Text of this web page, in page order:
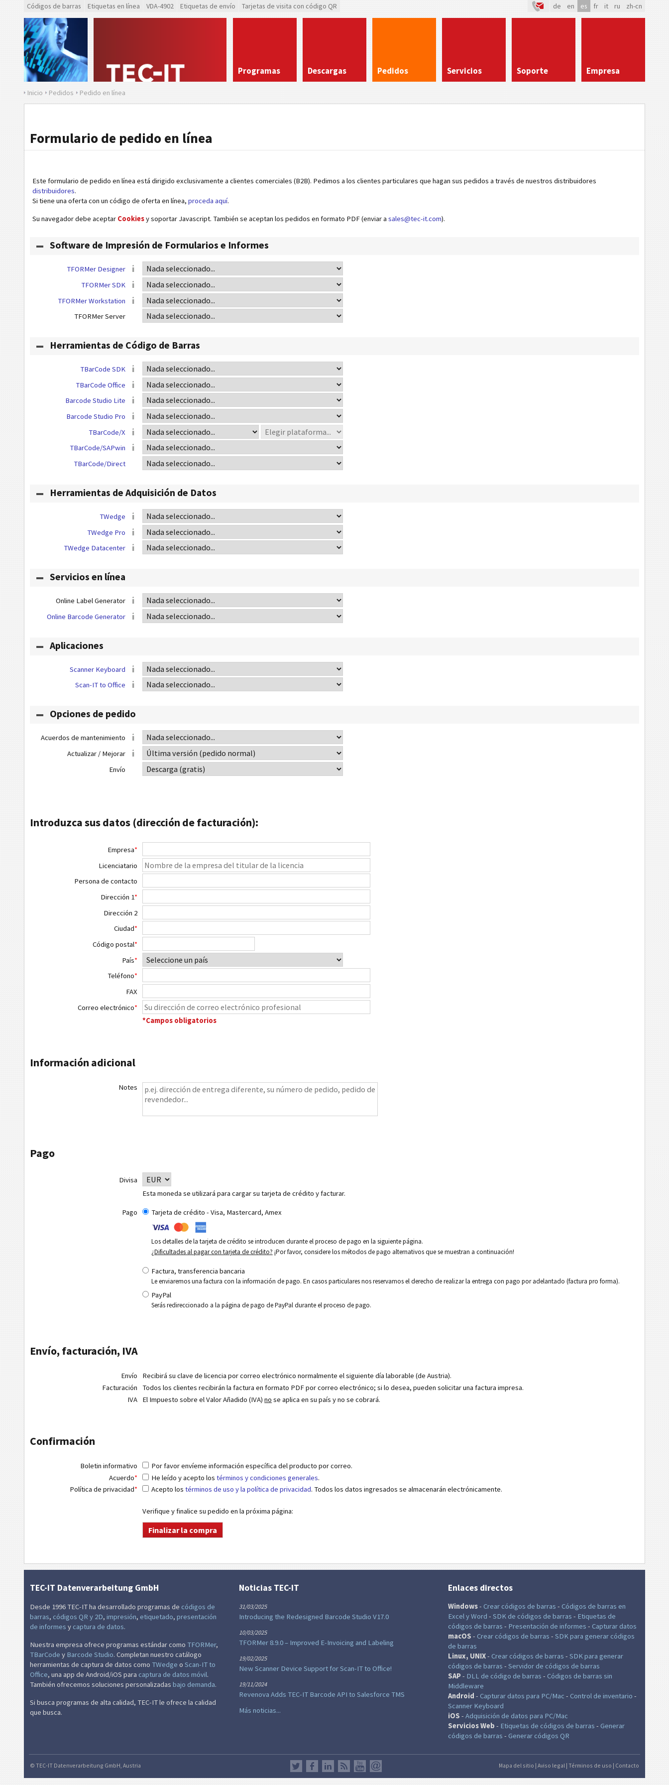
Códigos de barras Etiquetas en línea VDA-4902 Etiquetas de envío Tarjetas de visita con código QR de en es fr it ru zh-cn
Programas Descargas Pedidos Servicios Soporte Empresa
Inicio Pedidos Pedido en línea
Formulario de pedido en línea
Este formulario de pedido en línea está dirigido exclusivamente a clientes comerciales (B2B). Pedimos a los clientes particulares que hagan sus pedidos a través de nuestros distribuidores
distribuidores.
Si tiene una oferta con un código de oferta en línea, proceda aquí.
Su navegador debe aceptar Cookiesy soportar Javascript. También se aceptan los pedidos en formato PDF (enviar a sales@tec-it.com).
Software de Impresión de Formularios e Informes
TFORMer Designer
TFORMer SDK
TFORMer Workstation
TFORMer Server
Herramientas de Código de Barras
TBarCode SDK
TBarCode Office
Barcode Studio Lite
Barcode Studio Pro
TBarCode/X
TBarCode/SAPwin
TBarCode/Direct
Herramientas de Adquisición de Datos
TWedge
TWedge Pro
TWedge Datacenter
Servicios en línea
Online Label Generator
Online Barcode Generator
Aplicaciones
Scanner Keyboard
Scan-IT to Office
Opciones de pedido
Acuerdos de mantenimiento
Actualizar / Mejorar
Envío
Introduzca sus datos (dirección de facturación):
Empresa*
Licenciatario
Persona de contacto
Dirección 1*
Dirección 2
Ciudad*
Código postal*
País*
Teléfono*
FAX
Correo electrónico*
*Campos obligatorios
Información adicional
Notes
Pago
Divisa
Esta moneda se utilizará para cargar su tarjeta de crédito y facturar.
Pago Tarjeta de crédito - Visa, Mastercard, Amex
Los detalles de la tarjeta de crédito se introducen durante el proceso de pago en la siguiente página.
¿Dificultades al pagar con tarjeta de crédito? ¡Por favor, considere los métodos de pago alternativos que se muestran a continuación!
Factura, transferencia bancaria
Le enviaremos una factura con la información de pago. En casos particulares nos reservamos el derecho de realizar la entrega con pago por adelantado (factura pro forma).
PayPal
Serás redireccionado a la página de pago de PayPal durante el proceso de pago.
Envío, facturación, IVA
Envío
Recibirá su clave de licencia por correo electrónico normalmente el siguiente día laborable (de Austria).
Facturación
Todos los clientes recibirán la factura en formato PDF por correo electrónico; si lo desea, pueden solicitar una factura impresa.
IVA
El Impuesto sobre el Valor Añadido (IVA)no se aplica en su país y no se cobrará.
Confirmación
Boletin informativo
Por favor envíeme información específica del producto por correo.
Acuerdo* He leído y acepto los términos y condiciones generales.
Política de privacidad* Acepto los términos de uso y la política de privacidad. Todos los datos ingresados se almacenarán electrónicamente.
Verifique y finalice su pedido en la próxima página:
TEC-IT Datenverarbeitung GmbH
Desde 1996 TEC-IT ha desarrollado programas de códigos de
barras, códigos QR y 2D, impresión, etiquetado, presentación
de informes y captura de datos.
Nuestra empresa ofrece programas estándar como TFORMer,
TBarCode y Barcode Studio. Completan nuestro catálogo
herramientas de captura de datos como TWedge o Scan-IT to
Office, una app de Android/iOS para captura de datos móvil.
También ofrecemos soluciones personalizadas bajo demanda.
Si busca programas de alta calidad, TEC-IT le ofrece la calidad
que busca.
Noticias TEC-IT
31/03/2025
Introducing the Redesigned Barcode Studio V17.0
10/03/2025
TFORMer 8.9.0 – Improved E-Invoicing and Labeling
19/02/2025
New Scanner Device Support for Scan-IT to Office!
19/11/2024
Revenova Adds TEC-IT Barcode API to Salesforce TMS
Más noticias...
Enlaces directos
Windows- Crear códigos de barras - Códigos de barras en
Excely Word - SDK de códigos de barras - Etiquetas de
códigos de barras - Presentación de informes - Capturar datos
macOS - Crear códigos de barras - SDK para generar códigos
de barras
Linux, UNIX- Crear códigos de barras - SDK para generar
códigos de barras - Servidor de códigos de barras
SAP- DLL de código de barras - Códigos de barras sin
Middleware
Android - Capturar datos para PC/Mac - Control de inventario -
Scanner Keyboard
iOS - Adquisición de datos para PC/Mac
Servicios Web - Etiquetas de códigos de barras - Generar
códigos de barras - Generar códigos QR
© TEC-IT Datenverarbeitung GmbH, Austria Mapa del sitio | Aviso legal | Términos de uso | Contacto